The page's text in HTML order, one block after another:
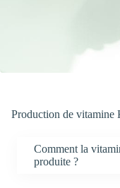
Production de vitamine
Comment la
produite ?